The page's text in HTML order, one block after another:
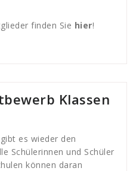
finden Sie hier!
Klassen
es wieder den
Schülerinnen und Schüler
können daran